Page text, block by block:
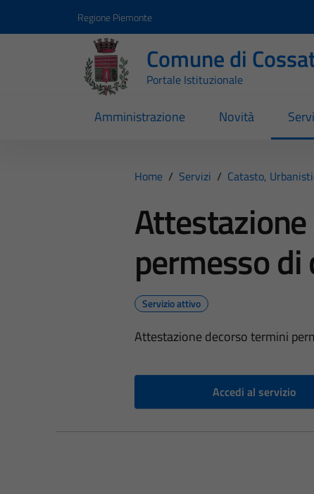
Regione Piemonte
Comune di
Portale Istituzionale
Amministrazione Novità
Home / Servizi / Catasto,
permesso
Servizio attivo
Attestazione decorso termini
Accedi al servizio